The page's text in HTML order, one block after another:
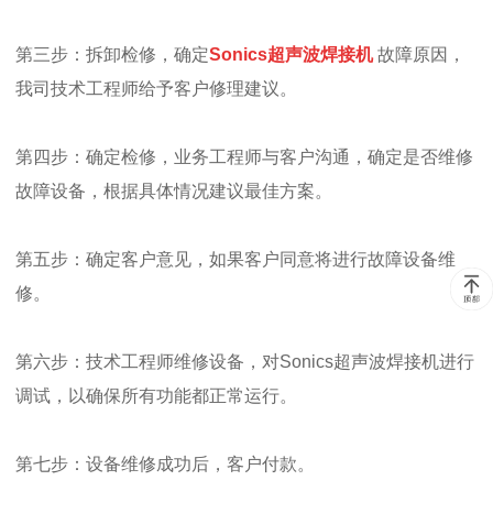
第三步：拆卸检修，确定Sonics超声波焊接机 故障原因，
我司技术工程师给予客户修理建议。
第四步：确定检修，业务工程师与客户沟通，确定是否维修
故障设备，根据具体情况建议最佳方案。
第五步：确定客户意见，如果客户同意将进行故障设备维
修。
第六步：技术工程师维修设备，对Sonics超声波焊接机进行
调试，以确保所有功能都正常运行。
第七步：设备维修成功后，客户付款。